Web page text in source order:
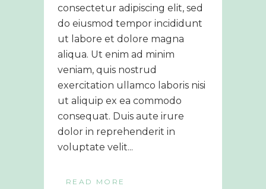
consectetur adipiscing elit, sed
do eiusmod tempor incididunt
ut labore et dolore magna
aliqua. Ut enim ad minim
veniam, quis nostrud
exercitation ullamco laboris nisi
ut aliquip ex ea commodo
consequat. Duis aute irure
dolor in reprehenderit in
voluptate velit...
READ MORE